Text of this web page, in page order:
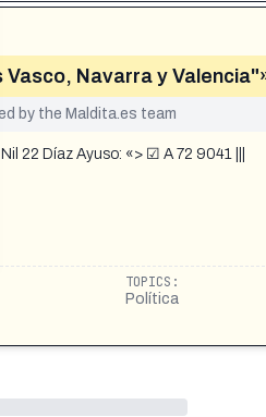
Vasco, Navarra y
by the Maldita.es team
22 Díaz Ayuso: «> ☑ A 72 9041 |||
TOPICS:
Política